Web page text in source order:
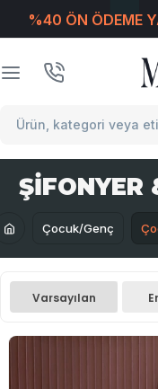
%40 ÖN ÖDEME
ŞIFONYER
Çocuk/Genç
Varsayılan
T-Soft E-